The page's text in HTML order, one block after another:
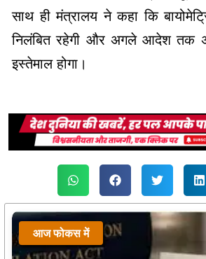
साथ ही मंत्रालय ने कहा कि
निलंबित रहेगी और अगले आदेश तक
इस्तेमाल होगा।
आज फोकस में